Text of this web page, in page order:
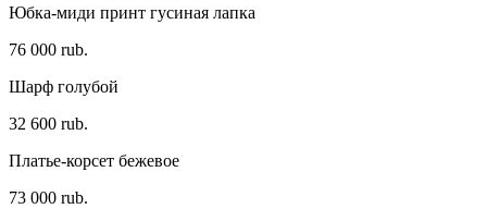
Юбка-миди принт гусиная лапка
76 000 rub.
Шарф голубой
32 600 rub.
Платье-корсет бежевое
73 000 rub.